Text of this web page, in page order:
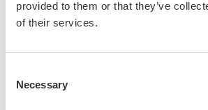
provided to them or that they’ve
of their services.
Selection
Necessary